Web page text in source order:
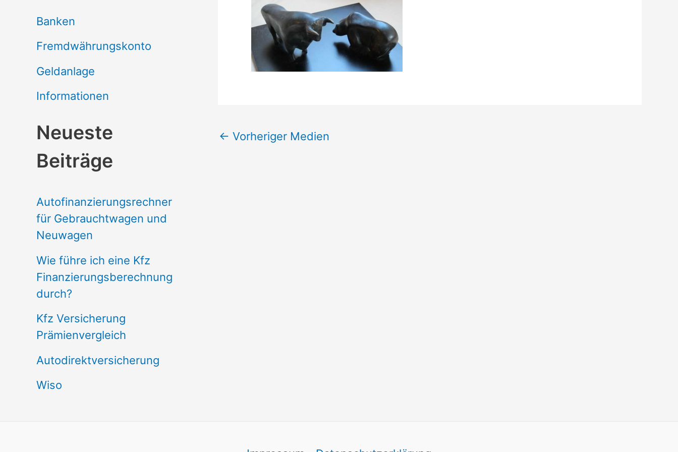
Banken
Fremdwährungskonto
Geldanlage
Informationen
Neueste
Beiträge
Autofinanzierungsrechner
für Gebrauchtwagen und
Neuwagen
Wie führe ich eine Kfz
Finanzierungsberechnung
durch?
Kfz Versicherung
Prämienvergleich
Autodirektversicherung
Wiso
← Vorheriger Medien